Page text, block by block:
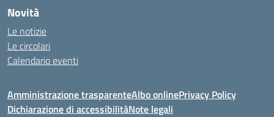
Novità
Le notizie
Le circolari
Calendario eventi
Amministrazione trasparenteAlbo onlinePrivacy Policy
Dichiarazione di accessibilitàNote legali